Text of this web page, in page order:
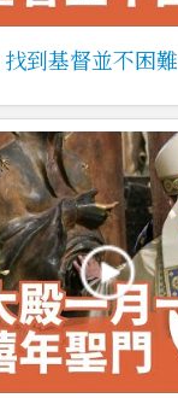
到基督並不困難